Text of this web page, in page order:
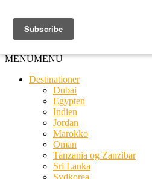
MENUMENU
Destinationer
Dubai
Egypten
Indien
Jordan
Marokko
Oman
Tanzania og Zanzibar
Sri Lanka
Sydkorea